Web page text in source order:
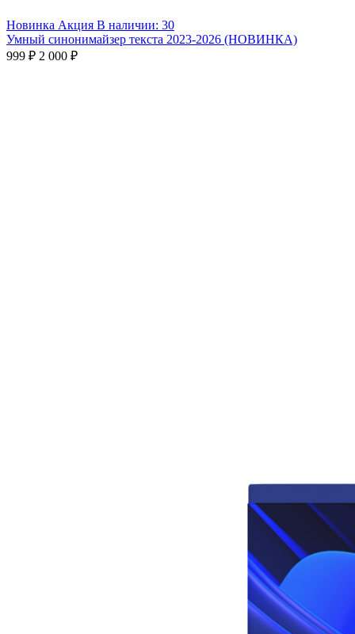
Новинка Акция В наличии: 30
Умный синонимайзер текста 2023-2026 (НОВИНКА)
999 ₽ 2 000 ₽